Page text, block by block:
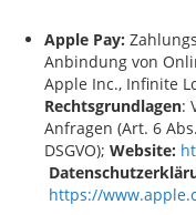
Apple Pay:
Anbindung von
Apple Inc., Infinite
Rechtsgrundlagen:
Anfragen (Art. 6
DSGVO); Website:
https://